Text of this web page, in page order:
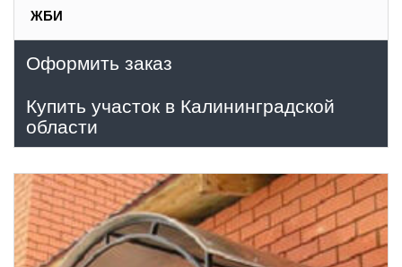
ЖБИ
Оформить заказ
Купить участок в Калининградской
области